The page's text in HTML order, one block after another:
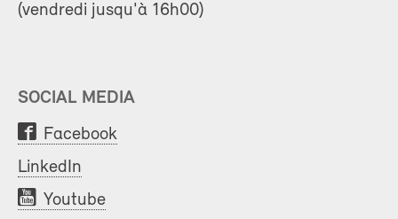
(vendredi jusqu'à 16h00)
SOCIAL MEDIA
Facebook
LinkedIn
Youtube